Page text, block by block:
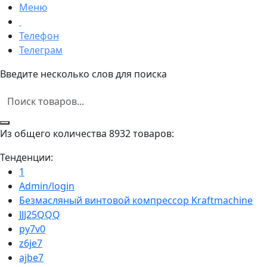
Меню
Телефон
Телеграм
Введите несколько слов для поиска
Из общего количества 8932 товаров:
Тенденции:
1
Admin/login
Безмасляный винтовой компрессор Kraftmaсhine
JJJ25QQQ
py7v0
z6je7
ajbe7